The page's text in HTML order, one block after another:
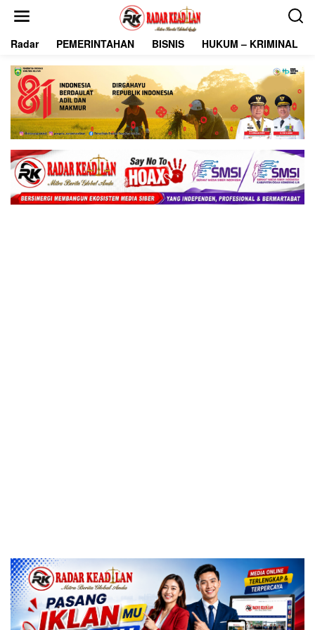
Radar PEMERINTAHAN BISNIS HUKUM – KRIMINAL